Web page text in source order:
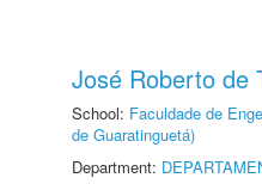
José Roberto de
School: Faculdade de
de Guaratinguetá)
Department: